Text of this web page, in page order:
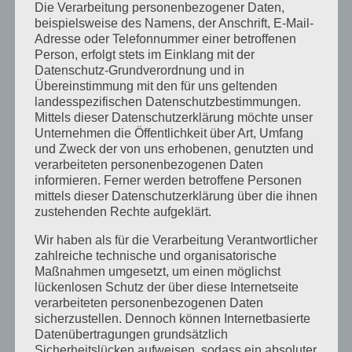
Messe
Presse
Prüfung
Termine
Veranstaltungen
Vortagsreihe
Vorträge
Juni 2026
März 2026
Januar 2026
Dezember 2025
Die Verarbeitung personenbezogener Daten,
beispielsweise des Namens, der Anschrift, E-Mail-
Adresse oder Telefonnummer einer betroffenen
Person, erfolgt stets im Einklang mit der
Datenschutz-Grundverordnung und in
Übereinstimmung mit den für uns geltenden
landesspezifischen Datenschutzbestimmungen.
Mittels dieser Datenschutzerklärung möchte unser
Unternehmen die Öffentlichkeit über Art, Umfang
und Zweck der von uns erhobenen, genutzten und
verarbeiteten personenbezogenen Daten
informieren. Ferner werden betroffene Personen
mittels dieser Datenschutzerklärung über die ihnen
zustehenden Rechte aufgeklärt.
Wir haben als für die Verarbeitung Verantwortlicher
zahlreiche technische und organisatorische
Maßnahmen umgesetzt, um einen möglichst
lückenlosen Schutz der über diese Internetseite
verarbeiteten personenbezogenen Daten
sicherzustellen. Dennoch können Internetbasierte
Datenübertragungen grundsätzlich